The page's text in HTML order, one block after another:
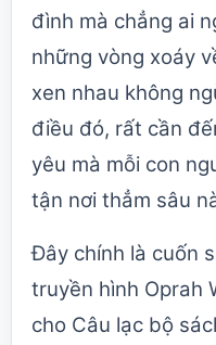
đình mà chẳng ai
những vòng xoáy
xen nhau không
điều đó, rất cần
yêu mà mỗi con
tận nơi thẳm sâu
Đây chính là cuốn
truyền hình Oprah
cho Câu lạc bộ